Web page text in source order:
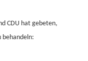
CDU hat gebeten,
behandeln: